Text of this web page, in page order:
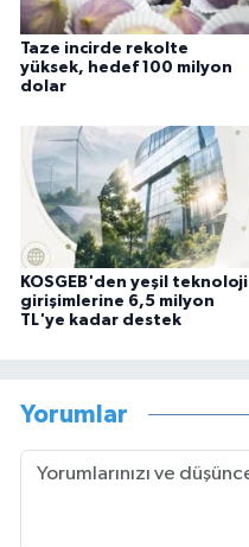
Taze incirde rekolte
yüksek, hedef 100 milyon
dolar
KOSGEB'den yeşil teknoloji
girişimlerine 6,5 milyon
TL'ye kadar destek
Yorumlar